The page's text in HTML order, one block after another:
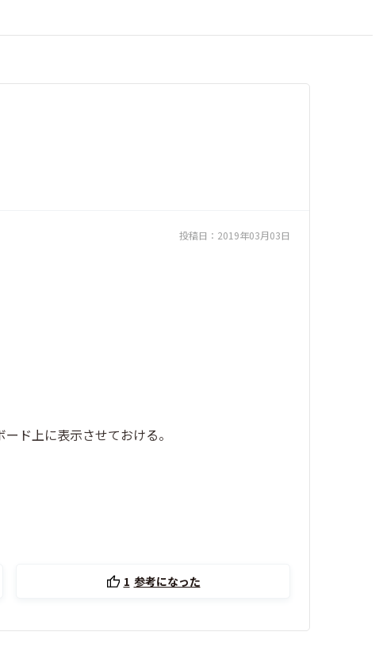
投稿日： 2019年03月03日
ド上に表示させておける。
1 参考になった